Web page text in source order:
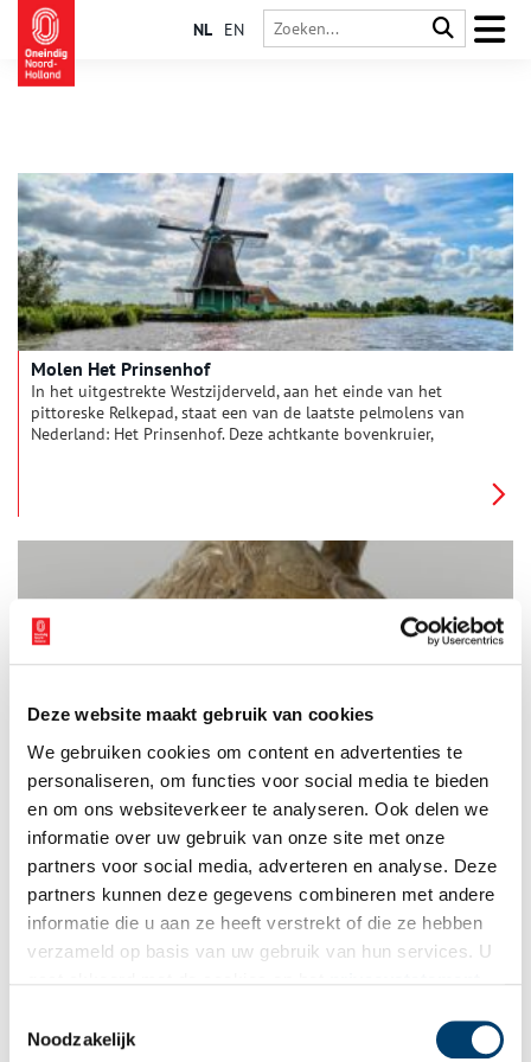
Deze website maakt gebruik van cookies
We gebruiken cookies om content en advertenties te
personaliseren, om functies voor social media te bieden
en om ons websiteverkeer te analyseren. Ook delen we
informatie over uw gebruik van onze site met onze
partners voor social media, adverteren en analyse. Deze
partners kunnen deze gegevens combineren met andere
informatie die u aan ze heeft verstrekt of die ze hebben
verzameld op basis van uw gebruik van hun services. U
Noodzakelijk
NL EN
Molen Het Prinsenhof
In het uitgestrekte Westzijderveld, aan het einde van het
pittoreske Relkepad, staat een van de laatste pelmolens van
Nederland: Het Prinsenhof. Deze achtkante bovenkruier,
gerst.
Bier is al eeuwenlang een populaire volksdrank, die veel werd
gebrouwen in Haarlem. In de zestiende en zeventiende eeuw
werd bier het liefst gedronken uit een baardmankruik. Maar
hoe werden deze kruiken gemaakt en wie moesten die
baardmannen eigenlijk voorstellen?